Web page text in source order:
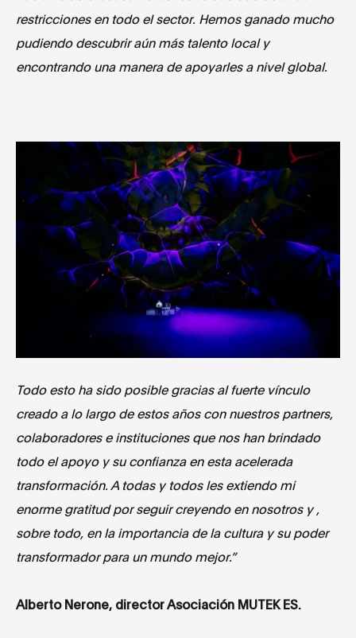
restricciones en todo el sector. Hemos ganado mucho
pudiendo descubrir aún más talento local y
encontrando una manera de apoyarles a nivel global.
Todo esto ha sido posible gracias al fuerte vínculo
creado a lo largo de estos años con nuestros partners,
colaboradores e instituciones que nos han brindado
todo el apoyo y su confianza en esta acelerada
transformación. A todas y todos les extiendo mi
enorme gratitud por seguir creyendo en nosotros y ,
sobre todo, en la importancia de la cultura y su poder
transformador para un mundo mejor.”
Alberto Nerone, director Asociación MUTEK ES.